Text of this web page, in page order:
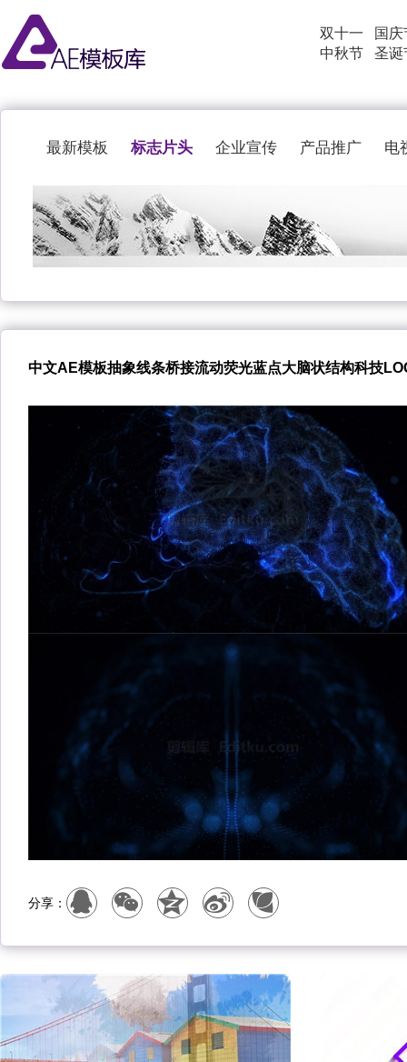
双十一
中秋节
国庆
圣诞
最新模板 标志片头 企业宣传 产品推广 电
中文AE模板抽象线条桥接流动荧光蓝点大脑状结构科技
分享：